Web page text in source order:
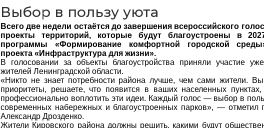
Выбор в пользу уюта
Всего две недели остаётся до завершения всероссийского
проекты территорий, которые будут благоустроены в
программы «Формирование комфортной городской
проекта «Инфраструктура для жизни».
В голосовании за объекты благоустройства приняли участие
жителей Ленинградской области.
«Никто не знает потребности района лучше, чем сами жители.
приоритеты, решаете, что появится в ваших населенных
профессионально воплотить эти идеи. Каждый голос — выбор в
современных набережных и благоустроенных парков», — отметил
Александр Дрозденко.
Жители Кировского района должны решить, какими будут